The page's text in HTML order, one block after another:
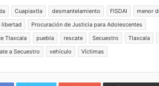
Cuapiaxtla desmantelamiento FISDAI menor
libertad
Procuración de Justicia para Adolescentes
Tlaxcala
puebla rescate Secuestro Tlaxcala
a Secuestro
vehículo Víctimas